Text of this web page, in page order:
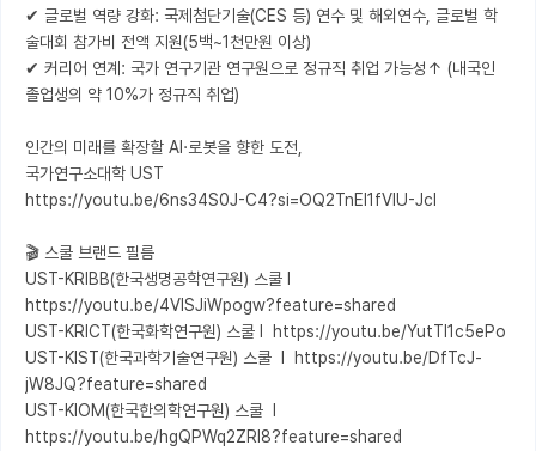
✔ 글로벌 역량 강화: 국제첨단기술(CES 등) 연수 및 해외연수, 글로벌 학
술대회 참가비 전액 지원(5백~1천만원 이상)
✔ 커리어 연계: 국가 연구기관 연구원으로 정규직 취업 가능성↑ (내국인
졸업생의 약 10%가 정규직 취업)
인간의 미래를 확장할 AI·로봇을 향한 도전,
국가연구소대학 UST
https://youtu.be/6ns34S0J-C4?si=OQ2TnEI1fVIU-JcI
🎬 스쿨 브랜드 필름
UST-KRIBB(한국생명공학연구원) 스쿨 l
https://youtu.be/4VlSJiWpogw?feature=shared
UST-KRICT(한국화학연구원) 스쿨 l  https://youtu.be/YutTl1c5ePo
UST-KIST(한국과학기술연구원) 스쿨  l  https://youtu.be/DfTcJ-
jW8JQ?feature=shared
UST-KIOM(한국한의학연구원) 스쿨  l
https://youtu.be/hgQPWq2ZRl8?feature=shared